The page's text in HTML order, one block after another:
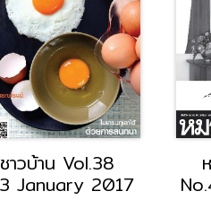
หมอชาวบ้าน Vol.38
No.446 June 2016